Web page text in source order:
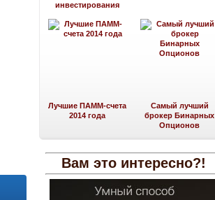
инвестирования
Лучшие ПАММ-счета
2014 года
Самый лучший
брокер Бинарных
Опционов
Вам это интересно?!